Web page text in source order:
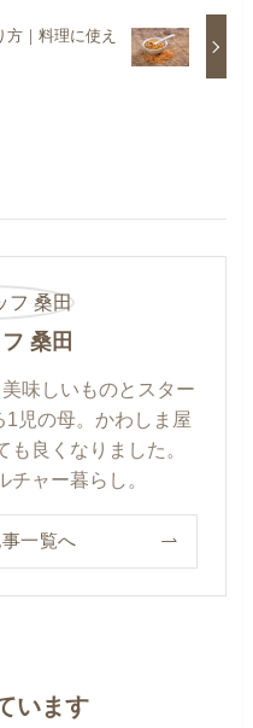
｜料理に使え
桑田
味しいものとスター
児の母。かわしま屋
良くなりました。
ャー暮らし。
一覧へ
います